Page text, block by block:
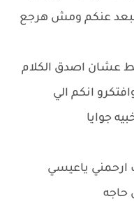
عنكم ومش هرجع
عشان اصدق الكلام
انكم الي
جوايا
ياعيسي
حاجه